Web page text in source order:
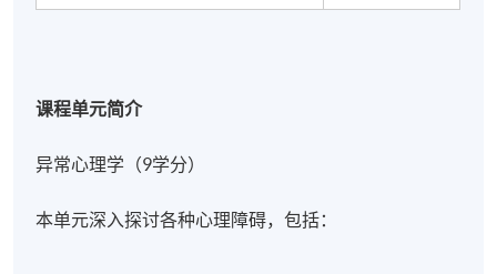
课程单元简介
异常心理学（9学分）
本单元深入探讨各种心理障碍，包括：